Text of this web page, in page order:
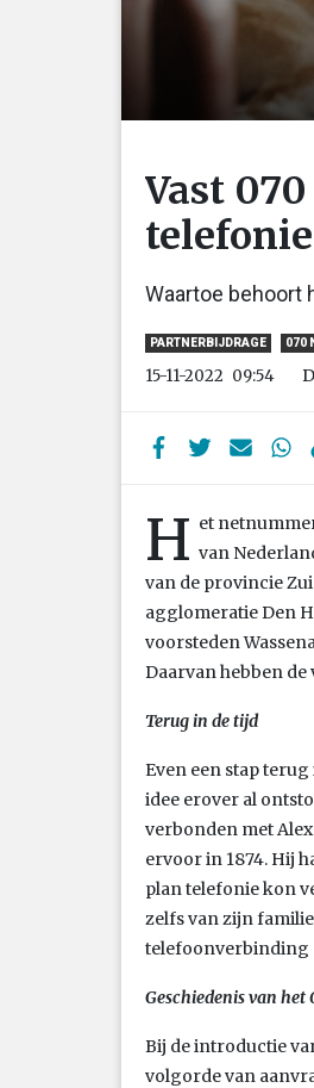
Vast
Waartoe behoort
PARTNERBIJDRAGE 070
15-11-2022 09:54
H et
van
van de provincie
agglomeratie Den
voorsteden
Daarvan hebben
Terug in de tijd
Even een stap
idee erover al
verbonden met
ervoor in 1874. Hij
plan telefonie kon
zelfs van zijn
telefoonverbinding
Geschiedenis van
Bij de introductie
volgorde van